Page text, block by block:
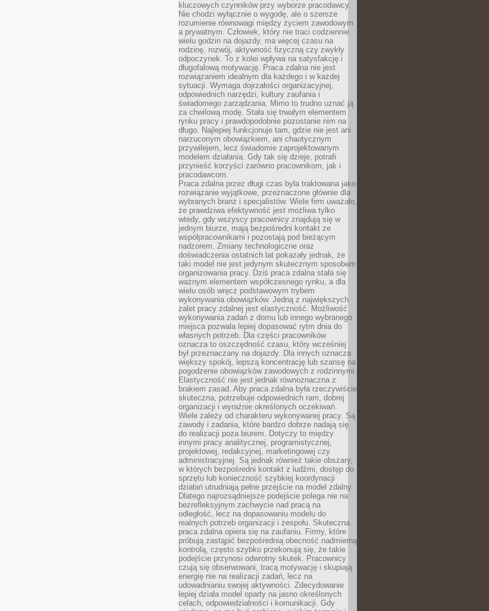
kluczowych czynników przy wyborze pracodawcy.
Nie chodzi wyłącznie o wygodę, ale o szersze
rozumienie równowagi między życiem zawodowym
a prywatnym. Człowiek, który nie traci codziennie
wielu godzin na dojazdy, ma więcej czasu na
rodzinę, rozwój, aktywność fizyczną czy zwykły
odpoczynek. To z kolei wpływa na satysfakcję i
długofalową motywację. Praca zdalna nie jest
rozwiązaniem idealnym dla każdego i w każdej
sytuacji. Wymaga dojrzałości organizacyjnej,
odpowiednich narzędzi, kultury zaufania i
świadomego zarządzania. Mimo to trudno uznać ją
za chwilową modę. Stała się trwałym elementem
rynku pracy i prawdopodobnie pozostanie nim na
długo. Najlepiej funkcjonuje tam, gdzie nie jest ani
narzuconym obowiązkiem, ani chaotycznym
przywilejem, lecz świadomie zaprojektowanym
modelem działania. Gdy tak się dzieje, potrafi
przynieść korzyści zarówno pracownikom, jak i
pracodawcom.
Praca zdalna przez długi czas była traktowana jako
rozwiązanie wyjątkowe, przeznaczone głównie dla
wybranych branż i specjalistów. Wiele firm uważało,
że prawdziwa efektywność jest możliwa tylko
wtedy, gdy wszyscy pracownicy znajdują się w
jednym biurze, mają bezpośredni kontakt ze
współpracownikami i pozostają pod bieżącym
nadzorem. Zmiany technologiczne oraz
doświadczenia ostatnich lat pokazały jednak, że
taki model nie jest jedynym skutecznym sposobem
organizowania pracy. Dziś praca zdalna stała się
ważnym elementem współczesnego rynku, a dla
wielu osób wręcz podstawowym trybem
wykonywania obowiązków. Jedną z największych
zalet pracy zdalnej jest elastyczność. Możliwość
wykonywania zadań z domu lub innego wybranego
miejsca pozwala lepiej dopasować rytm dnia do
własnych potrzeb. Dla części pracowników
oznacza to oszczędność czasu, który wcześniej
był przeznaczany na dojazdy. Dla innych oznacza
większy spokój, lepszą koncentrację lub szansę na
pogodzenie obowiązków zawodowych z rodzinnymi.
Elastyczność nie jest jednak równoznaczna z
brakiem zasad. Aby praca zdalna była rzeczywiście
skuteczna, potrzebuje odpowiednich ram, dobrej
organizacji i wyraźnie określonych oczekiwań.
Wiele zależy od charakteru wykonywanej pracy. Są
zawody i zadania, które bardzo dobrze nadają się
do realizacji poza biurem. Dotyczy to między
innymi pracy analitycznej, programistycznej,
projektowej, redakcyjnej, marketingowej czy
administracyjnej. Są jednak również takie obszary,
w których bezpośredni kontakt z ludźmi, dostęp do
sprzętu lub konieczność szybkiej koordynacji
działań utrudniają pełne przejście na model zdalny.
Dlatego najrozsądniejsze podejście polega nie na
bezrefleksyjnym zachwycie nad pracą na
odległość, lecz na dopasowaniu modelu do
realnych potrzeb organizacji i zespołu. Skuteczna
praca zdalna opiera się na zaufaniu. Firmy, które
próbują zastąpić bezpośrednią obecność nadmierną
kontrolą, często szybko przekonują się, że takie
podejście przynosi odwrotny skutek. Pracownicy
czują się obserwowani, tracą motywację i skupiają
energię nie na realizacji zadań, lecz na
udowadnianiu swojej aktywności. Zdecydowanie
lepiej działa model oparty na jasno określonych
celach, odpowiedzialności i komunikacji. Gdy